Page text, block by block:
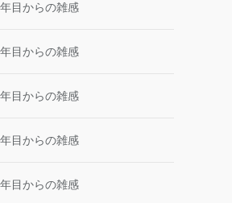
目からの雑感
目からの雑感
目からの雑感
目からの雑感
目からの雑感